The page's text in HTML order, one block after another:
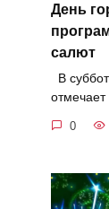
День
салют
В
отмечает
0